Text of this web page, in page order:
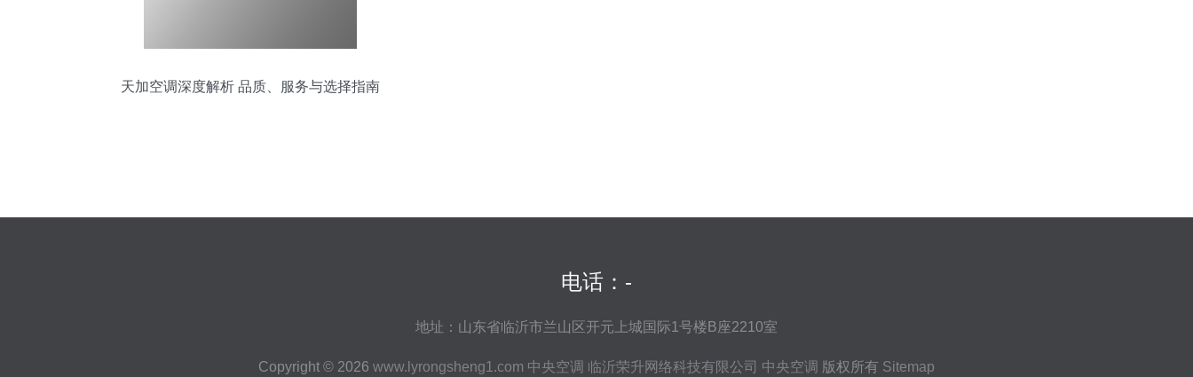
天加空调深度解析 品质、服务与选择指南
电话：-
地址：山东省临沂市兰山区开元上城国际1号楼B座2210室
Copyright © 2026 www.lyrongsheng1.com 中央空调 临沂荣升网络科技有限公司 中央空调 版权所有 Sitemap